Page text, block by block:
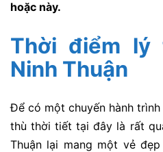
hoặc này.
Thời điểm
Ninh Thuận
Để có một chuyến hành
thù thời tiết tại đây là rất
Thuận lại mang một vẻ